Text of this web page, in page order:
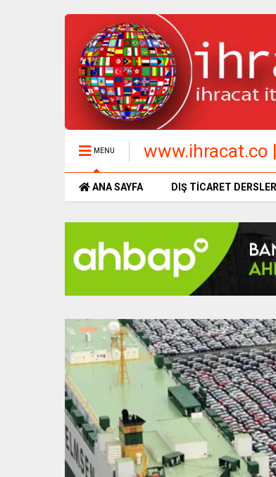
MENU www.ihracat.co
ANA SAYFA DIŞ TİCARET DERSLER